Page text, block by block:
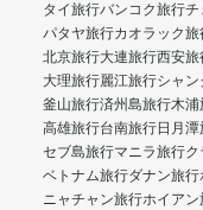
タイ旅行バンコク旅行チ
パタヤ旅行カオラック旅
北京旅行大連旅行西安旅
大理旅行麗江旅行シャ
釜山旅行済州島旅行木浦
高雄旅行台南旅行日月
セブ島旅行マニラ旅行ク
ベトナム旅行ダナン旅行
ニャチャン旅行ホイアン